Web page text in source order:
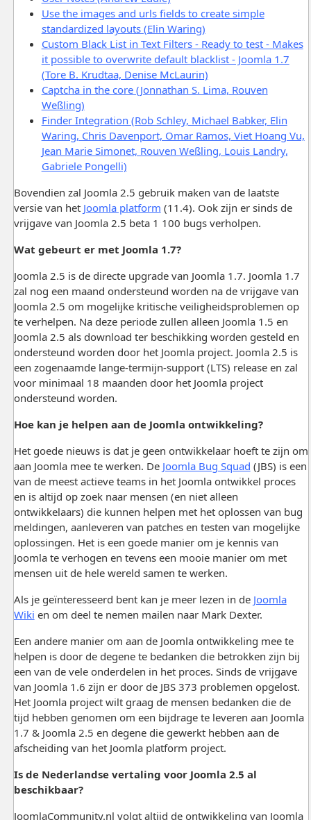
Use the images and urls fields to create simple
standardized layouts (Elin Waring)
Custom Black List in Text Filters - Ready to test - Makes
it possible to overwrite default blacklist - Joomla 1.7
(Tore B. Krudtaa, Denise McLaurin)
Captcha in the core (Jonnathan S. Lima, Rouven
Weßling)
Finder Integration (Rob Schley, Michael Babker, Elin
Waring, Chris Davenport, Omar Ramos, Viet Hoang Vu,
Jean Marie Simonet, Rouven Weßling, Louis Landry,
Gabriele Pongelli)
Bovendien zal Joomla 2.5 gebruik maken van de laatste
versie van het Joomla platform (11.4). Ook zijn er sinds de
vrijgave van Joomla 2.5 beta 1 100 bugs verholpen.
Wat gebeurt er met Joomla 1.7?
Joomla 2.5 is de directe upgrade van Joomla 1.7. Joomla 1.7
zal nog een maand ondersteund worden na de vrijgave van
Joomla 2.5 om mogelijke kritische veiligheidsproblemen op
te verhelpen. Na deze periode zullen alleen Joomla 1.5 en
Joomla 2.5 als download ter beschikking worden gesteld en
ondersteund worden door het Joomla project. Joomla 2.5 is
een zogenaamde lange-termijn-support (LTS) release en zal
voor minimaal 18 maanden door het Joomla project
ondersteund worden.
Hoe kan je helpen aan de Joomla ontwikkeling?
Het goede nieuws is dat je geen ontwikkelaar hoeft te zijn om
aan Joomla mee te werken. De Joomla Bug Squad (JBS) is een
van de meest actieve teams in het Joomla ontwikkel proces
en is altijd op zoek naar mensen (en niet alleen
ontwikkelaars) die kunnen helpen met het oplossen van bug
meldingen, aanleveren van patches en testen van mogelijke
oplossingen. Het is een goede manier om je kennis van
Joomla te verhogen en tevens een mooie manier om met
mensen uit de hele wereld samen te werken.
Als je geïnteresseerd bent kan je meer lezen in de Joomla
Wiki en om deel te nemen mailen naar Mark Dexter.
Een andere manier om aan de Joomla ontwikkeling mee te
helpen is door de degene te bedanken die betrokken zijn bij
een van de vele onderdelen in het proces. Sinds de vrijgave
van Joomla 1.6 zijn er door de JBS 373 problemen opgelost.
Het Joomla project wilt graag de mensen bedanken die de
tijd hebben genomen om een bijdrage te leveren aan Joomla
1.7 & Joomla 2.5 en degene die gewerkt hebben aan de
afscheiding van het Joomla platform project.
Is de Nederlandse vertaling voor Joomla 2.5 al
beschikbaar?
JoomlaCommunity.nl volgt altijd de ontwikkeling van Joomla